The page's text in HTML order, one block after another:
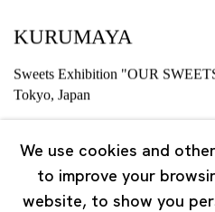
KURUMAYA
Sweets Exhibition "OUR
Tokyo, Japan
We use cookies and
to improve your
website, to show you